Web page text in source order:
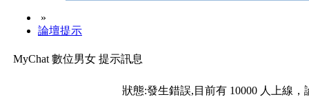
»
論壇提示
MyChat 數位男女 提示訊息
狀態:發生錯誤,目前有 10000 人上線